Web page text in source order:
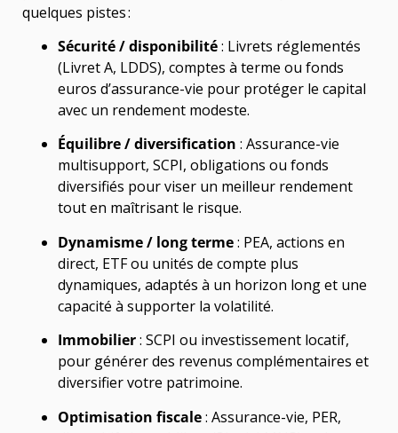
quelques pistes :
Sécurité / disponibilité: Livrets réglementés
(Livret A, LDDS), comptes à terme ou fonds
euros d’assurance-vie pour protéger le capital
avec un rendement modeste.
Équilibre / diversification : Assurance-vie
multisupport, SCPI, obligations ou fonds
diversifiés pour viser un meilleur rendement
tout en maîtrisant le risque.
Dynamisme / long terme: PEA, actions en
direct, ETF ou unités de compte plus
dynamiques, adaptés à un horizon long et une
capacité à supporter la volatilité.
Immobilier: SCPI ou investissement locatif,
pour générer des revenus complémentaires et
diversifier votre patrimoine.
Optimisation fiscale: Assurance-vie, PER,